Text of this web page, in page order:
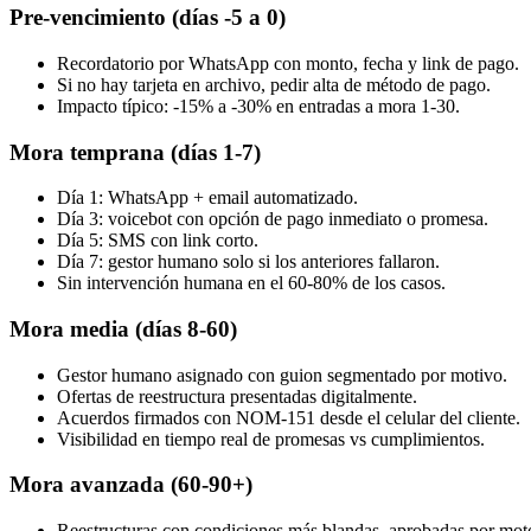
Pre-vencimiento (días -5 a 0)
Recordatorio por WhatsApp con monto, fecha y link de pago.
Si no hay tarjeta en archivo, pedir alta de método de pago.
Impacto típico: -15% a -30% en entradas a mora 1-30.
Mora temprana (días 1-7)
Día 1: WhatsApp + email automatizado.
Día 3: voicebot con opción de pago inmediato o promesa.
Día 5: SMS con link corto.
Día 7: gestor humano solo si los anteriores fallaron.
Sin intervención humana en el 60-80% de los casos.
Mora media (días 8-60)
Gestor humano asignado con guion segmentado por motivo.
Ofertas de reestructura presentadas digitalmente.
Acuerdos firmados con NOM-151 desde el celular del cliente.
Visibilidad en tiempo real de promesas vs cumplimientos.
Mora avanzada (60-90+)